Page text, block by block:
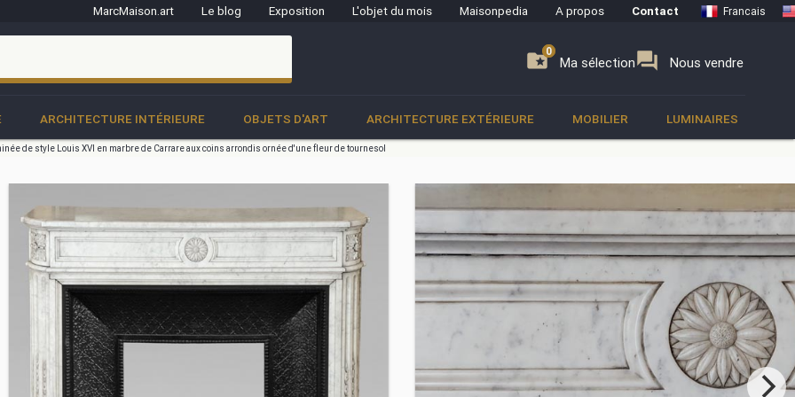
MarcMaison.art Le blog Exposition L'objet du mois Maisonpedia A propos Contact Francais
folder_special Ma sélection
0 forum Nous vendre
0
ARCHITECTURE INTÉRIEURE OBJETS D'ART ARCHITECTURE EXTÉRIEURE MOBILIER LUMINAIRES
de style Louis XVI en marbre de Carrare aux coins arrondis ornée d'une fleur de tournesol